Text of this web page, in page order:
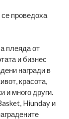
проведоха
плеяда от
и бизнес
награди в
красота,
и много други.
Hiunday и